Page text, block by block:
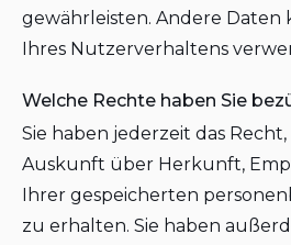
gewährleisten. Andere Daten
Ihres Nutzerverhaltens
Welche Rechte haben Sie
Sie haben jederzeit das
Auskunft über Herkunft,
Ihrer gespeicherten
zu erhalten. Sie haben